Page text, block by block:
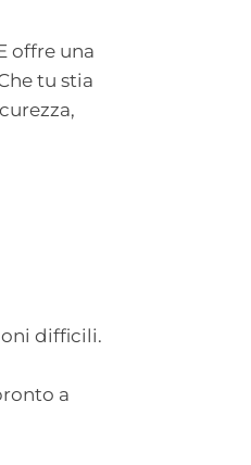
offre una
tu stia
difficili.
a